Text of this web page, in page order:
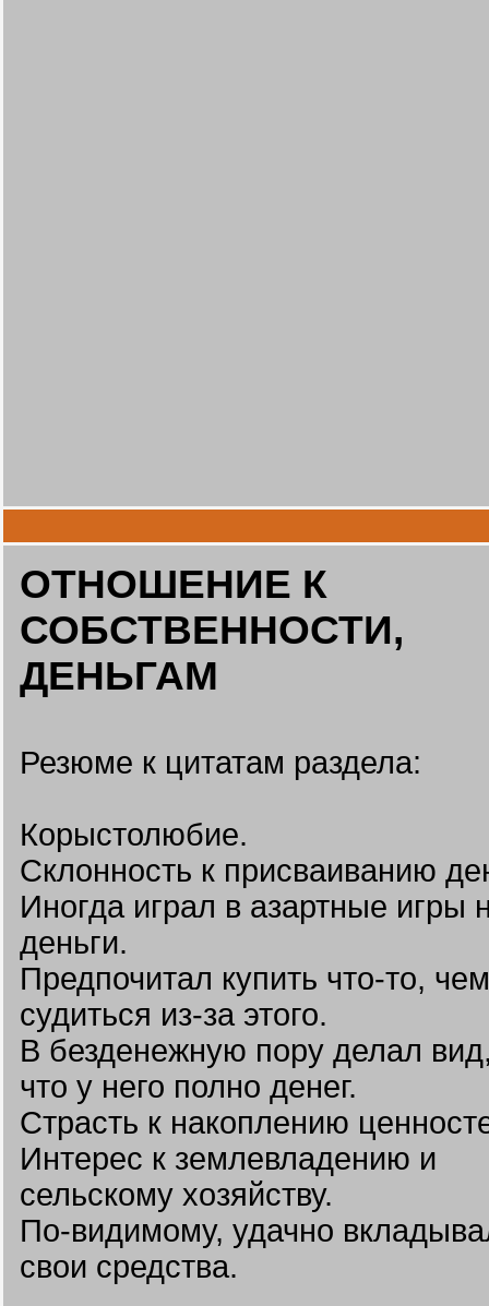
ОТНОШЕНИЕ К
СОБСТВЕННОСТИ,
ДЕНЬГАМ
Резюме к цитатам раздела:
Корыстолюбие.
Склонность к присваиванию
Иногда играл в азартные игры
деньги.
Предпочитал купить что-то, чем
судиться из-за этого.
В безденежную пору делал
что у него полно денег.
Страсть к накоплению
Интерес к землевладению и
сельскому хозяйству.
По-видимому, удачно
свои средства.